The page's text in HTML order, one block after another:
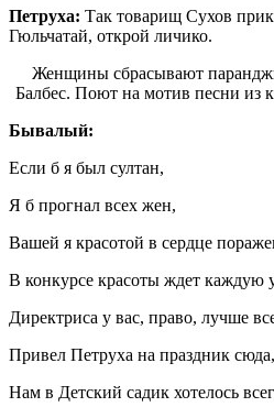
Петруха: Так товарищ Сухов
Гюльчатай, открой личико.
Женщины сбрасывают
Балбес. Поют на мотив песни из
Бывалый:
Если б я был султан,
Я б прогнал всех жен,
Вашей я красотой в сердце
В конкурсе красоты ждет каждую
Директриса у вас, право, лучше
Привел Петруха на праздник сюда,
Нам в Детский садик хотелось